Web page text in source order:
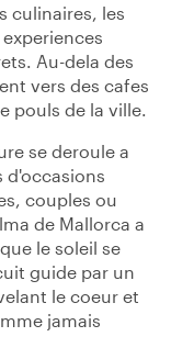
culinaires, les
Au-dela des
vers des cafes
pouls de la ville.
se deroule a
d'occasions
couples ou
de Mallorca a
le soleil se
guide par un
le coeur et
jamais